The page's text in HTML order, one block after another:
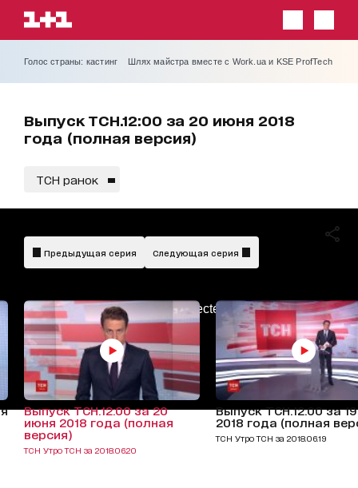
Голос страны: кастинг Шлях майстра вместе с Work.ua и KSE ProfTech
Выпуск ТСН.12:00 за 20 июня 2018
года (полная версия)
ТСН ранок
AdBlockDetected!
Предыдущая серия Следующая серия
Выпуск ТСН.12:00 за 20
июня 2018 года (полная
версия)
ТСН Утро ТСН за 2018.06.20
Выпуск ТСН.12:00 за
2018 года (полная
ТСН Утро ТСН за 2018.06.19